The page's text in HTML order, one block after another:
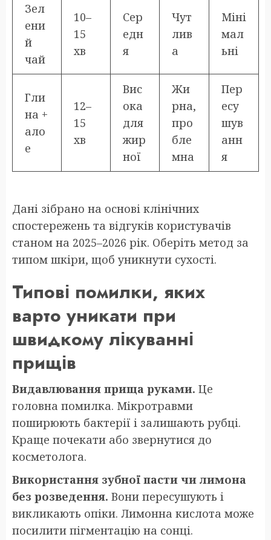
Зел
ени
й
чай
10–
15
хв
Сер
едн
я
Чут
лив
а
Міні
мал
ьні
Гли
на +
ало
е
12–
15
хв
Вис
ока
для
жир
ної
Жи
рна,
про
бле
мна
Пер
есу
шув
анн
я
Дані зібрано на основі клінічних
спостережень та відгуків користувачів
станом на 2025–2026 рік. Оберіть метод за
типом шкіри, щоб уникнути сухості.
Типові помилки, яких
варто уникати при
швидкому лікуванні
прищів
Видавлювання прища руками. Це
головна помилка. Мікротравми
поширюють бактерії і залишають рубці.
Краще почекати або звернутися до
косметолога.
Використання зубної пасти чи лимона
без розведення. Вони пересушують і
викликають опіки. Лимонна кислота може
посилити пігментацію на сонці.